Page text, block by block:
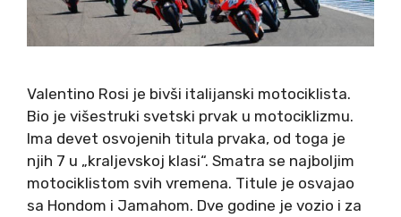
Valentino Rosi je bivši italijanski motociklista.
Bio je višestruki svetski prvak u motociklizmu.
Ima devet osvojenih titula prvaka, od toga je
njih 7 u „kraljevskoj klasi“. Smatra se najboljim
motociklistom svih vremena. Titule je osvajao
sa Hondom i Jamahom. Dve godine je vozio i za